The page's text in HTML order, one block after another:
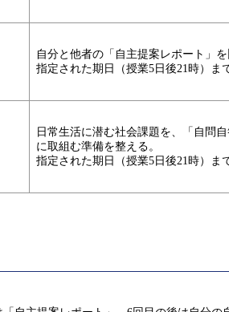
自分と他者の「自主提案レポート」
指定された期日（授業5日後21時）ま
日常生活に潜む社会課題を、「自問
に取組む準備を整える。
指定された期日（授業5日後21時）ま